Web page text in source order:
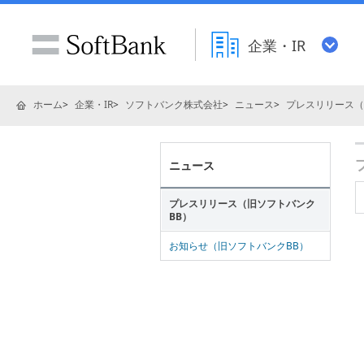
企業・IR
ホーム 企業・IR ソフトバンク株式会社 ニュース プレスリリース
ニュース
プレスリリース（旧ソフトバンク
BB）
お知らせ（旧ソフトバンクBB）